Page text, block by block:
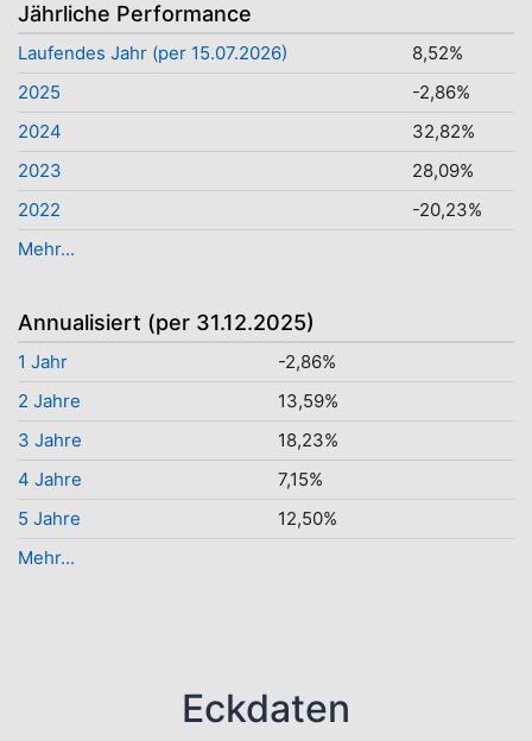
Jährliche Performance
Laufendes Jahr (per 15.07.2026)
8,52%
2025
-2,86%
2024
32,82%
2023
28,09%
2022
-20,23%
Mehr...
Annualisiert (per 31.12.2025)
1 Jahr
-2,86%
2 Jahre
13,59%
3 Jahre
18,23%
4 Jahre
7,15%
5 Jahre
12,50%
Mehr...
Eckdaten